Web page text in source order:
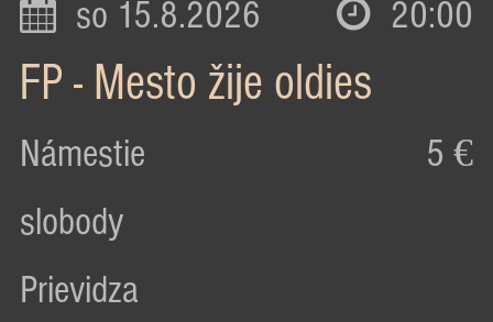
so 15.8.2026 20:00
FP - Mesto žije oldies
Námestie
slobody
Prievidza
5 €